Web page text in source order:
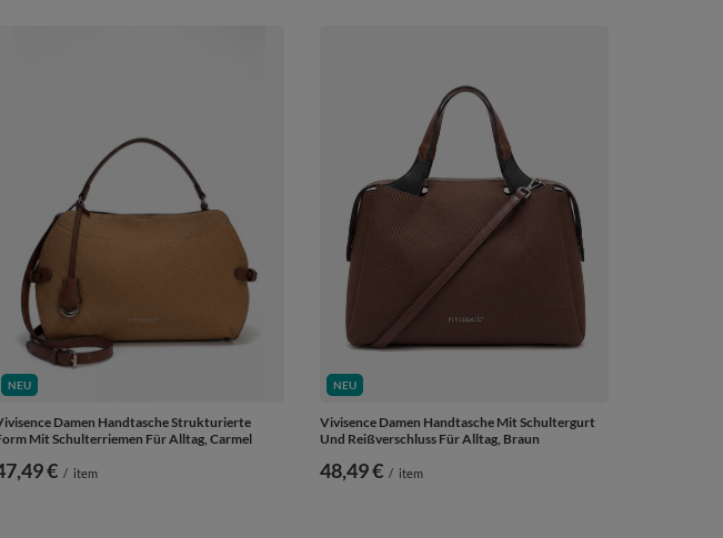
NEU
Damen Handtasche Strukturierte
Mit Schulterriemen Für Alltag, Carmel
€ / item
NEU
Vivisence Damen Handtasche Mit Schultergurt
Und Reißverschluss Für Alltag, Braun
48,49 € / item